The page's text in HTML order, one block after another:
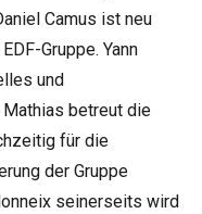
Camus ist neu
Gruppe. Yann
und
betreut die
für die
der Gruppe
seinerseits wird